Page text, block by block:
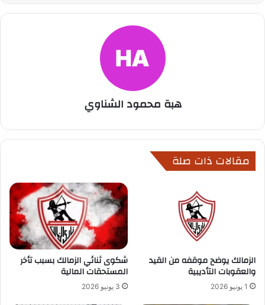
هبة محمود الشناوي
مقالات ذات صلة
الزمالك يوضح موقفه من القيد
والعقوبات التأديبية
1 يونيو 2026
شكوى ثنائي الزمالك بسبب تأخر
المستحقات المالية
3 يونيو 2026